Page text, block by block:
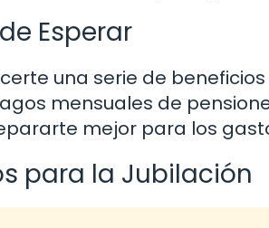
Esperar
una serie de
mensuales de
mejor para los
para la Jubilación